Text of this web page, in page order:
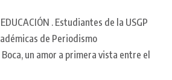
EDUCACIÓN . Estudiantes de la USGP
de Periodismo
un amor a primera vista entre el